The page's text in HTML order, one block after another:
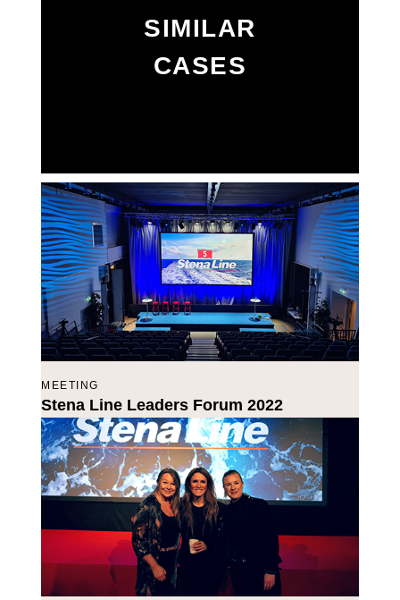
SIMILAR
CASES
MEETING
Stena Line Leaders Forum 2022